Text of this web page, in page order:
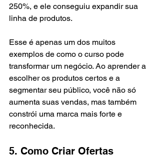
250%, e ele conseguiu expandir sua
linha de produtos.
Esse é apenas um dos muitos
exemplos de como o curso pode
transformar um negócio. Ao aprender a
escolher os produtos certos e a
segmentar seu público, você não só
aumenta suas vendas, mas também
constrói uma marca mais forte e
reconhecida.
5. Como Criar Ofertas